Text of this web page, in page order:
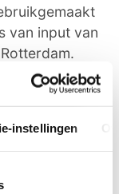
instellingen
van input van
aandacht
gerechten.
uit om
lezingen